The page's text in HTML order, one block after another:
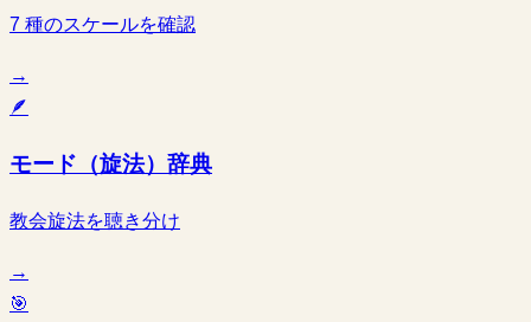
7 種のスケールを確認
→
🪶
モード（旋法）辞典
教会旋法を聴き分け
→
🎯